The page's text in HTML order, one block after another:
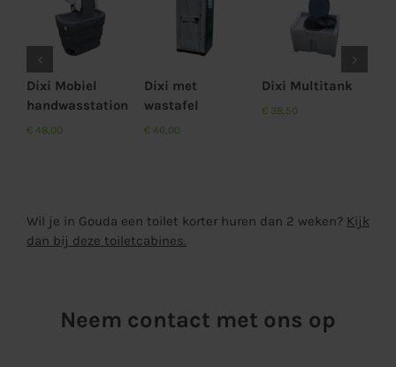
Dixi Mobiel
handwasstation
€ 48,00
offerte
toevoegen
Details
Dixi met
wastafel
€ 46,00
offerte
toevoegen
Details
Dixi Multitank
€ 38,50
Wil je in Gouda een toilet korter huren dan 2 weken? Kijk
dan bij deze toiletcabines.
Neem contact met ons op